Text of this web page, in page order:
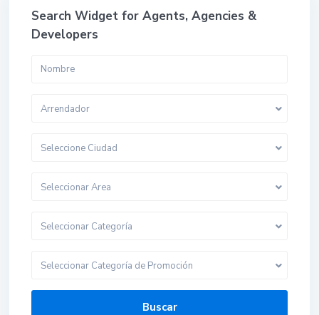
Search Widget for Agents, Agencies &
Developers
Arrendador
Seleccione Ciudad
Seleccionar Area
Seleccionar Categoría
Seleccionar Categoría de Promoción
Buscar